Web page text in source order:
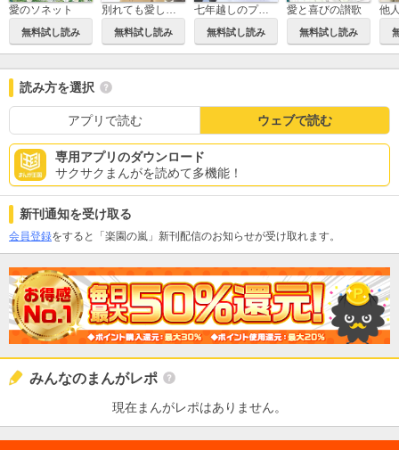
愛のソネット
無料試し読み
別れても愛しくて
無料試し読み
七年越しのプロポーズ
無料試し読み
愛と喜びの讃歌
無料試し読み
他
読み方を選択
アプリで読む ウェブで読む
専用アプリのダウンロード
サクサクまんがを読めて多機能！
新刊通知を受け取る
会員登録をすると「楽園の嵐」新刊配信のお知らせが受け取れます。
みんなのまんがレポ
現在まんがレポはありません。